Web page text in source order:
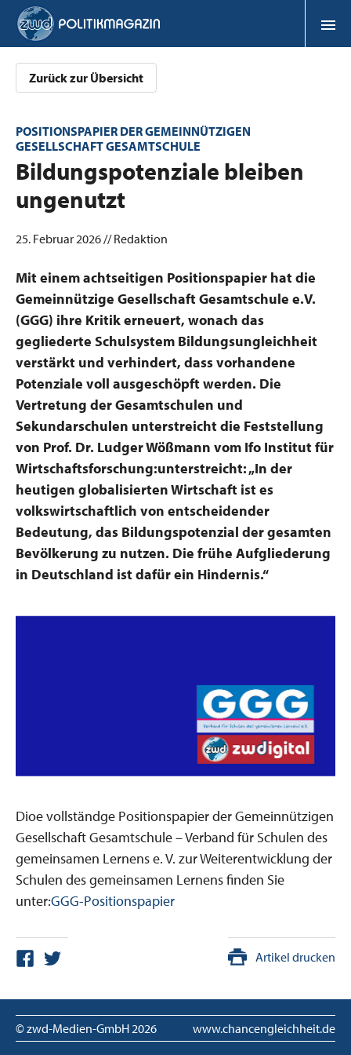
Zurück zur Übersicht
POSITIONSPAPIER DER GEMEINNÜTZIGEN
GESELLSCHAFT GESAMTSCHULE
:Bildungspotenziale bleiben
ungenutzt
25. Februar 2026 // Redaktion
Mit einem achtseitigen Positionspapier hat die
Gemeinnützige Gesellschaft Gesamtschule e.V.
(GGG) ihre Kritik erneuert, wonach das
gegliederte Schulsystem Bildungsungleichheit
verstärkt und verhindert, dass vorhandene
Potenziale voll ausgeschöpft werden. Die
Vertretung der Gesamtschulen und
Sekundarschulen unterstreicht die Feststellung
von Prof. Dr. Ludger Wößmann vom Ifo Institut für
Wirtschaftsforschung:unterstreicht: „In der
heutigen globalisierten Wirtschaft ist es
volkswirtschaftlich von entscheidender
Bedeutung, das Bildungspotenzial der gesamten
Bevölkerung zu nutzen. Die frühe Aufgliederung
in Deutschland ist dafür ein Hindernis.“
Dioe vollständge Positionspapier der Gemeinnützigen
Gesellschaft Gesamtschule – Verband für Schulen des
gemeinsamen Lernens e. V. zur Weiterentwicklung der
Schulen des gemeinsamen Lernens finden Sie
unter:GGG-Positionspapier
Artikel drucken
© zwd-Medien-GmbH 2026 www.chancengleichheit.de